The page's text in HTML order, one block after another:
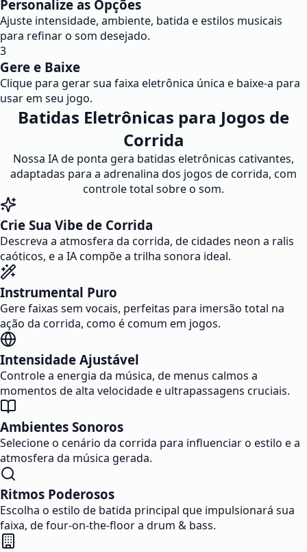
Personalize as Opções
Ajuste intensidade, ambiente, batida e estilos musicais
para refinar o som desejado.
3
Gere e Baixe
Clique para gerar sua faixa eletrônica única e baixe-a para
usar em seu jogo.
Batidas Eletrônicas para Jogos de
Corrida
Nossa IA de ponta gera batidas eletrônicas cativantes,
adaptadas para a adrenalina dos jogos de corrida, com
controle total sobre o som.
Crie Sua Vibe de Corrida
Descreva a atmosfera da corrida, de cidades neon a ralis
caóticos, e a IA compõe a trilha sonora ideal.
Instrumental Puro
Gere faixas sem vocais, perfeitas para imersão total na
ação da corrida, como é comum em jogos.
Intensidade Ajustável
Controle a energia da música, de menus calmos a
momentos de alta velocidade e ultrapassagens cruciais.
Ambientes Sonoros
Selecione o cenário da corrida para influenciar o estilo e a
atmosfera da música gerada.
Ritmos Poderosos
Escolha o estilo de batida principal que impulsionará sua
faixa, de four-on-the-floor a drum & bass.